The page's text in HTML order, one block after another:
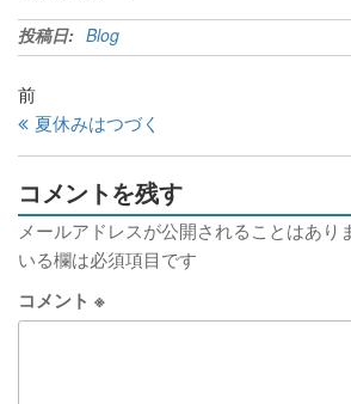
投稿日: Blog
前
夏休みはつづく
コメントを残す
メールアドレスが公開されることはあり
いる欄は必須項目です
コメント ※